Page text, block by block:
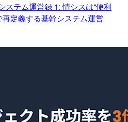
ステム運営録 1: 情シスは“便利
定義する基幹システム運営